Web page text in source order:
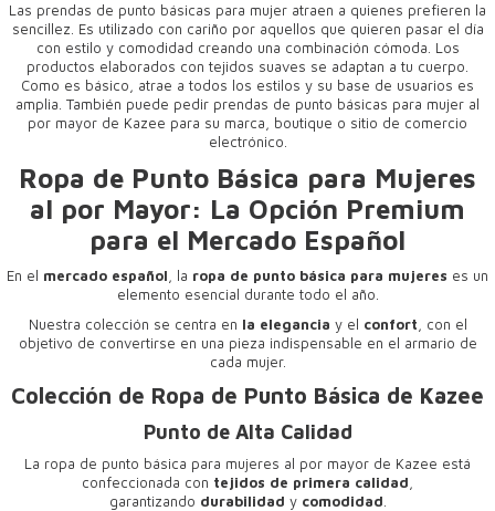
Las prendas de punto básicas para mujer atraen a quienes prefieren la
sencillez. Es utilizado con cariño por aquellos que quieren pasar el día
con estilo y comodidad creando una combinación cómoda. Los
productos elaborados con tejidos suaves se adaptan a tu cuerpo.
Como es básico, atrae a todos los estilos y su base de usuarios es
amplia. También puede pedir prendas de punto básicas para mujer al
por mayor de Kazee para su marca, boutique o sitio de comercio
electrónico.
Ropa de Punto Básica para Mujeres
al por Mayor: La Opción Premium
para el Mercado Español
En el mercado español , la ropa de punto básica para mujeres es un
elemento esencial durante todo el año.
Nuestra colección se centra en la elegancia y el confort , con el
objetivo de convertirse en una pieza indispensable en el armario de
cada mujer.
Colección de Ropa de Punto Básica de Kazee
Punto de Alta Calidad
La ropa de punto básica para mujeres al por mayor de Kazee está
confeccionada con tejidos de primera calidad
garantizando durabilidad y comodidad